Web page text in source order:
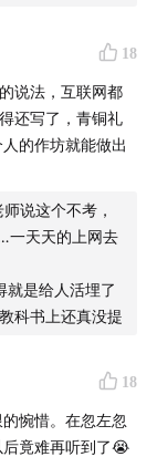
网络科技有限
18
说法，互联网都
还写了，青铜礼
的作坊就能做出
说这个不考，
一天天的上网去
就是给人活埋了
科书上还真没提
18
惋惜。在忽左忽
竟难再听到了😭